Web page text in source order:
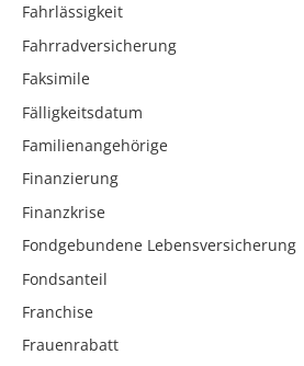
Fahrlässigkeit
Fahrradversicherung
Faksimile
Fälligkeitsdatum
Familienangehörige
Finanzierung
Finanzkrise
Fondgebundene Lebensversicherung
Fondsanteil
Franchise
Frauenrabatt